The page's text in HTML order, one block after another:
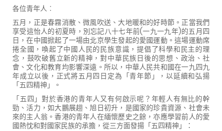
各位青年人︰
五月，正是春霧消散、微風吹送、大地暖和的好時節。正當我們
享受這怡人的初夏時，別忘記八十七年前(一九一九年)的五月四
日，在中國掀起了一場由北京學生發起的愛國運動。這場運動席
捲全國，喚起了中國人民的民族意識，提倡了科學和民主的理
念，鼓吹破舊立新的精神，對中華民族日後的思想、政治、社
會、文化和教育均影響深遠。所以，中華人民共和國在一九四九
年成立以後，正式將五月四日定為「青年節」，以延續和弘揚
「五四精神」。
「五四」對於香港的青年人又有何啟示呢？年輕人有無比的幹
勁、活力，如大鵬展趐、旭日初升，是國家的珍貴資源、社會未
來的主人翁。香港的青年人在緬懷歷史之餘，亦應學習前人的愛
國熱忱和對國家民族的承擔，從三方面發揚「五四精神」：